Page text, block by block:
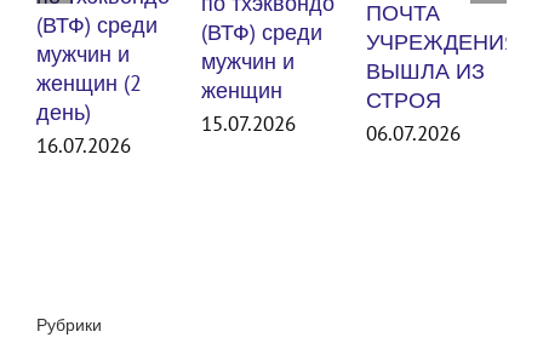
(ВТФ) среди
мужчин и
женщин (2
день)
16.07.2026
(ВТФ) среди
мужчин и
женщин
15.07.2026
ПОЧТА
УЧРЕЖДЕНИЯ
ВЫШЛА ИЗ
СТРОЯ
06.07.2026
Рубрики